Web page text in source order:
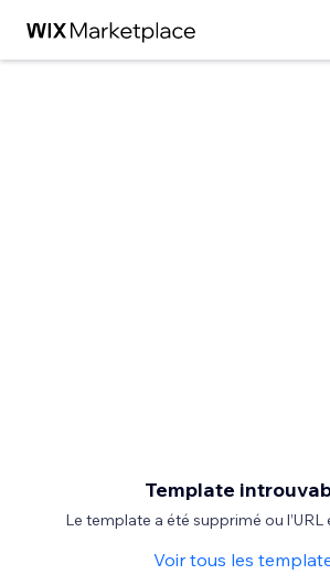
Template
Le template a été supprimé ou
Voir tous les